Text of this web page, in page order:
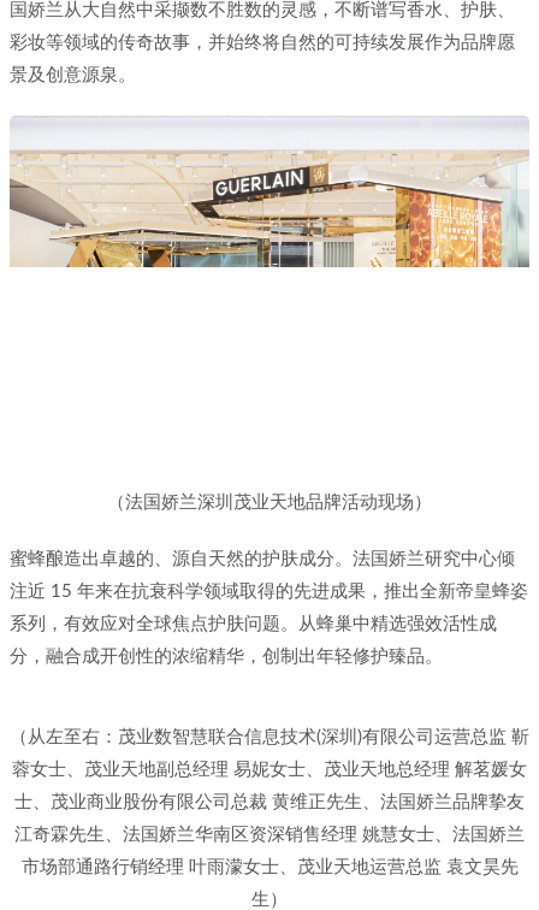
国娇兰从大自然中采撷数不胜数的灵感，不断谱写香水、护肤、
彩妆等领域的传奇故事，并始终将自然的可持续发展作为品牌愿
景及创意源泉。
（法国娇兰深圳茂业天地品牌活动现场）
蜜蜂酿造出卓越的、源自天然的护肤成分。法国娇兰研究中心倾
注近 15 年来在抗衰科学领域取得的先进成果，推出全新帝皇蜂姿
系列，有效应对全球焦点护肤问题。从蜂巢中精选强效活性成
分，融合成开创性的浓缩精华，创制出年轻修护臻品。
（从左至右：茂业数智慧联合信息技术(深圳)有限公司运营总监 靳
蓉女士、茂业天地副总经理 易妮女士、茂业天地总经理 解茗媛女
士、茂业商业股份有限公司总裁 黄维正先生、法国娇兰品牌挚友
江奇霖先生、法国娇兰华南区资深销售经理 姚慧女士、法国娇兰
市场部通路行销经理 叶雨濛女士、茂业天地运营总监 袁文昊先
生）